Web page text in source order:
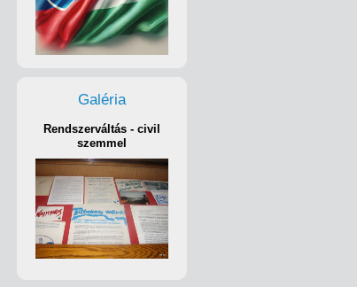
Galéria
Rendszerváltás - civil
szemmel